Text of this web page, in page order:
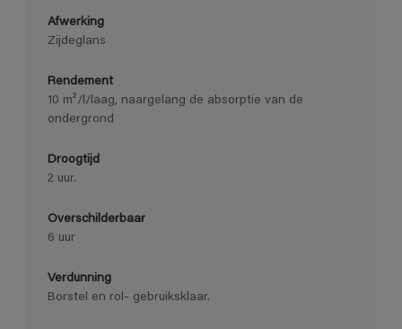
Afwerking
Zijdeglans
Rendement
10 m²/l/laag, naargelang de absorptie van de
ondergrond
Droogtijd
2 uur.
Overschilderbaar
6 uur
Verdunning
Borstel en rol- gebruiksklaar.